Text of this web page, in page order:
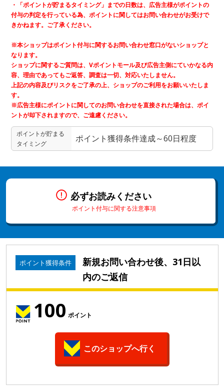
・「ポイントが貯まるタイミング」までの日数は、広告主様がポイントの
付与の判定を行っている為、ポイントに関してはお問い合わせがお受けで
きかねます。ご了承ください。
※本ショップはポイント付与に関するお問い合わせ窓口がないショップと
なります。
ショップに関するご質問は、Vポイントモール及び広告主側にていかなる内
容、理由であってもご返答、調査は一切、対応いたしません。
上記の内容及びリスクをご了承の上、ショップのご利用をお願いいたしま
す。
※広告主様にポイントに関してのお問い合わせを直接された場合は、ポイ
ントが却下されますので、ご遠慮ください。
ポイントが貯まる
タイミング
ポイント獲得条件達成～60日程度
必ずお読みください
ポイント付与に関する注意事項
ポイント獲得条件
新規お問い合わせ後、31日以
内のご返信
100 ポイント
このショップへ行く